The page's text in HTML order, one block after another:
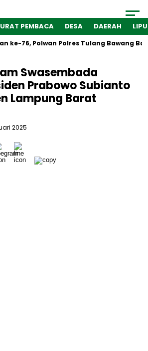
PEMBACA DESA DAERAH
ke-76, Polwan Polres Tulang Bawang
Swasembada
Prabowo Subianto
Lampung Barat
2025